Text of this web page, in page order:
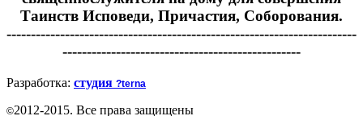
Таинств Исповеди, Причастия, Соборования.
------------------------------------------------------------------------
-------------------------------------------------
Разработка: студия ?terna
©2012-2015. Все права защищены